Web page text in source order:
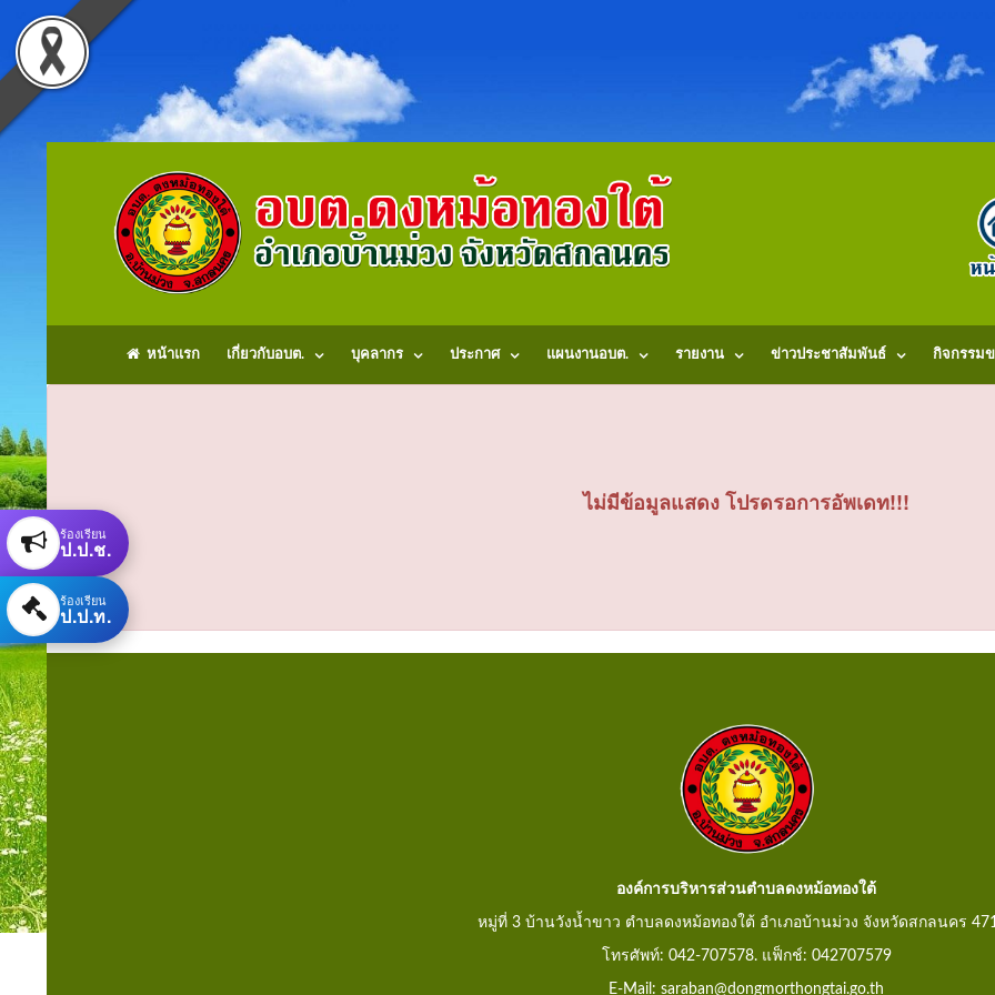
หน้าแรก เกี่ยวกับอบต. บุคลากร ประกาศ แผนงานอบต. รายงาน ข่าวประชาสัมพันธ์ กิจกรรมข
ไม่มีข้อมูลแสดง โปรดรอการอัพเดท!!!
องค์การบริหารส่วนตำบลดงหม้อทองใต้
หมู่ที่ 3 บ้านวังน้ำขาว ตำบลดงหม้อทองใต้ อำเภอบ้านม่วง จังหวัดสกลนคร
โทรศัพท์: 042-707578. แฟ็กช์: 042707579
E-Mail: saraban@dongmorthongtai.go.th
ร้องเรียน
ป.ป.ช.
ร้องเรียน
ป.ป.ท.